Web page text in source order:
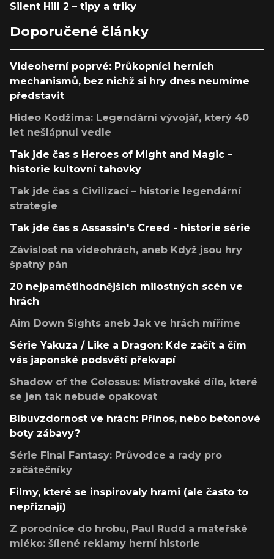
Silent Hill 2 – tipy a triky
Doporučené články
Videoherní poprvé: Průkopníci herních
mechanismů, bez nichž si hry dnes neumíme
představit
Hideo Kodžima: Legendární vývojář, který 40
let nešlápnul vedle
Tak jde čas s Heroes of Might and Magic –
historie kultovní tahovky
Tak jde čas s Civilizací – historie legendární
strategie
Tak jde čas s Assassin's Creed - historie série
Závislost na videohrách, aneb Když jsou hry
špatný pán
20 nejpamětihodnějších milostných scén ve
hrách
Aim Down Sights aneb Jak ve hrách míříme
Série Yakuza / Like a Dragon: Kde začít a čím
vás japonské podsvětí překvapí
Shadow of the Colossus: Mistrovské dílo, které
se jen tak nebude opakovat
Blbuvzdornost ve hrách: Přínos, nebo betonové
boty zábavy?
Série Final Fantasy: Průvodce a rady pro
začátečníky
Filmy, které se inspirovaly hrami (ale často to
nepřiznají)
Z porodnice do hrobu, Paul Rudd a mateřské
mléko: šílené reklamy herní historie